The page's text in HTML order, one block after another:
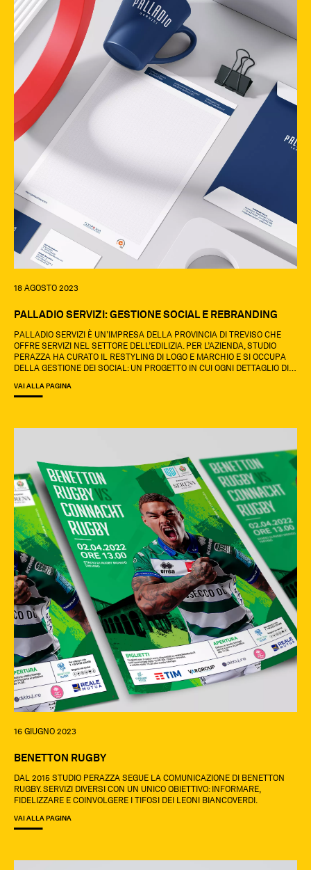
18 AGOSTO 2023
PALLADIO SERVIZI: GESTIONE SOCIAL E REBRANDING
PALLADIO SERVIZI Ѐ UN’IMPRESA DELLA PROVINCIA DI TREVISO CHE
OFFRE SERVIZI NEL SETTORE DELL’EDILIZIA. PER L’AZIENDA, STUDIO
PERAZZA HA CURATO IL RESTYLING DI LOGO E MARCHIO E SI OCCUPA
DELLA GESTIONE DEI SOCIAL: UN PROGETTO IN CUI OGNI DETTAGLIO DI
VAI ALLA PAGINA
16 GIUGNO 2023
BENETTON RUGBY
DAL 2015 STUDIO PERAZZA SEGUE LA COMUNICAZIONE DI BENETTON
RUGBY. SERVIZI DIVERSI CON UN UNICO OBIETTIVO: INFORMARE,
FIDELIZZARE E COINVOLGERE I TIFOSI DEI LEONI BIANCOVERDI.
VAI ALLA PAGINA